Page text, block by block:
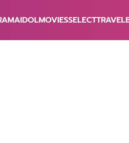
IDOLMOVIESSELECTTRAVEL